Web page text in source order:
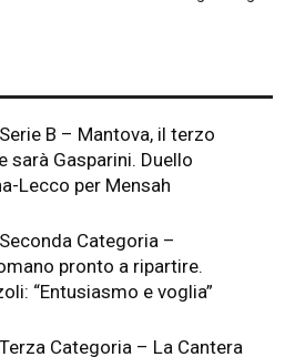
B – Mantova, il terzo
sarà Gasparini. Duello
Lecco per Mensah
Categoria –
pronto a ripartire.
“Entusiasmo e voglia”
Categoria – La Cantera